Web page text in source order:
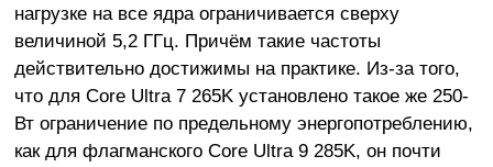
нагрузке на все ядра ограничивается сверху
величиной 5,2 ГГц. Причём такие частоты
действительно достижимы на практике. Из-за того,
что для Core Ultra 7 265K установлено такое же 250-
Вт ограничение по предельному энергопотреблению,
как для флагманского Core Ultra 9 285K, он почти